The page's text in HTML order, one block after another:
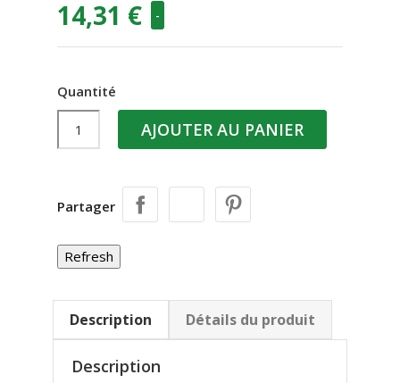
14,31 € -
Quantité
AJOUTER AU PANIER
Partager
Description Détails du produit
Description